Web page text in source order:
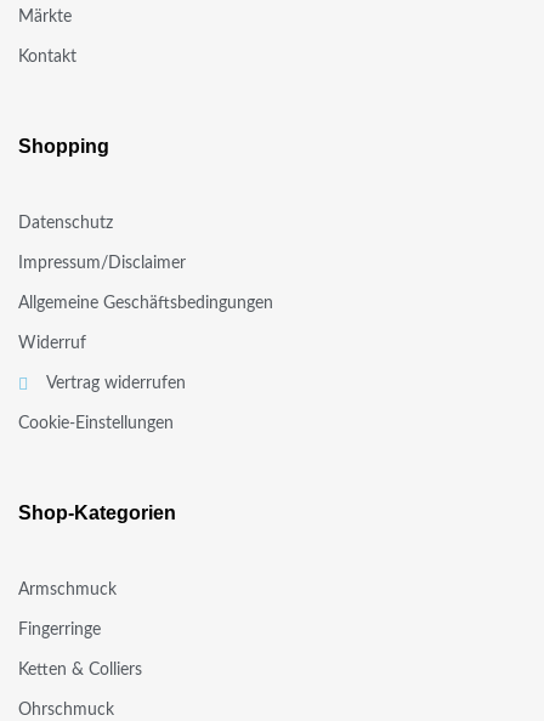
Märkte
Kontakt
Shopping
Datenschutz
Impressum/Disclaimer
Allgemeine Geschäftsbedingungen
Widerruf
Vertrag widerrufen
Cookie-Einstellungen
Shop-Kategorien
Armschmuck
Fingerringe
Ketten & Colliers
Ohrschmuck